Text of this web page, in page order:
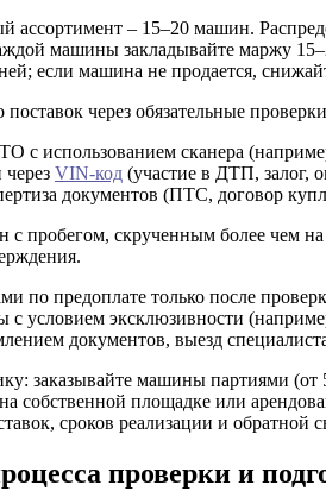
ассортимент – 15–20 машин.
машины закладывайте маржу
если машина не продается,
через обязательные
с использованием сканера
VIN-код (участие в ДТП, залог,
документов (ПТС, договор
с пробегом, скрученным более чем
по предоплате только после
с условием эксклюзивности
документов, выезд
заказывайте машины партиями (от
собственной площадке или
сроков реализации и обратной
проверки и